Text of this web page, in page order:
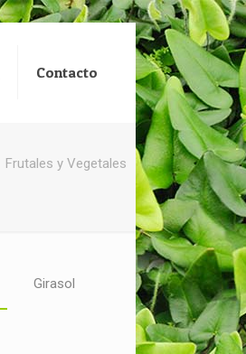
Contacto
Frutales y Vegetales
Girasol